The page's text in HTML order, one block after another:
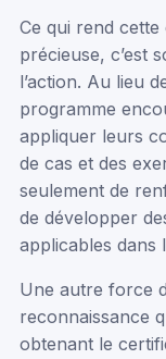
Ce qui rend
précieuse, c’est
l’action. Au lieu
programme
appliquer leurs
de cas et des
seulement de
de développer
applicables dans
Une autre force
reconnaissance
obtenant le